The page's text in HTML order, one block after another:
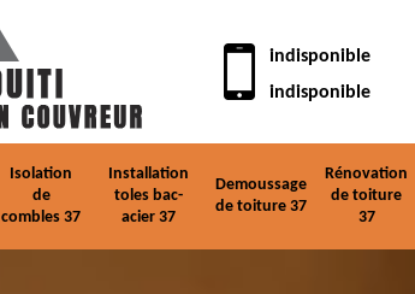
indisponible
indisponible
Isolation
de
combles 37
Installation
toles bac-
acier 37
Demoussage
de toiture 37
Rénovation
de toiture
37